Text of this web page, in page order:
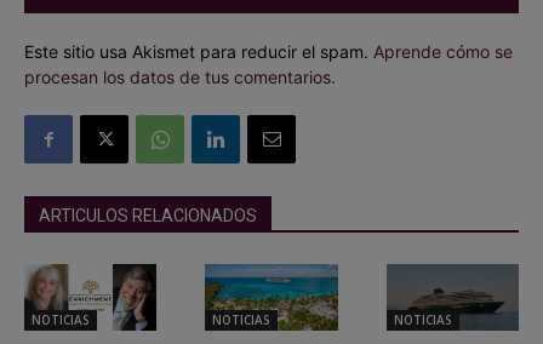
Este sitio usa Akismet para reducir el spam. Aprende cómo se
procesan los datos de tus comentarios.
ARTICULOS RELACIONADOS
NOTICIAS NOTICIAS NOTICIAS